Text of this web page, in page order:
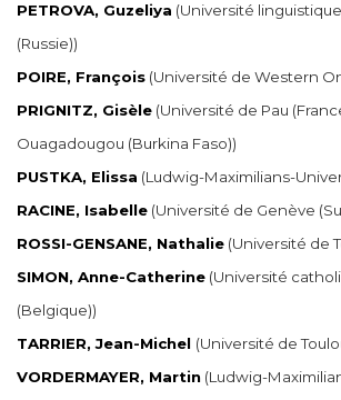
PETROVA, Guzeliya (Université
(Russie))
POIRE, François (Université de Western
PRIGNITZ, Gisèle (Université de Pau
Ouagadougou (Burkina Faso))
PUSTKA, Elissa (Ludwig-Maximilians-
RACINE, Isabelle (Université de Genève
ROSSI-GENSANE, Nathalie (Université de
SIMON, Anne-Catherine (Université
(Belgique))
TARRIER, Jean-Michel (Université de
VORDERMAYER, Martin (Ludwig-